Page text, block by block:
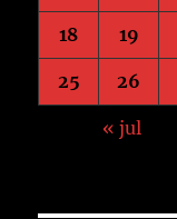
18 19
25 26
« jul